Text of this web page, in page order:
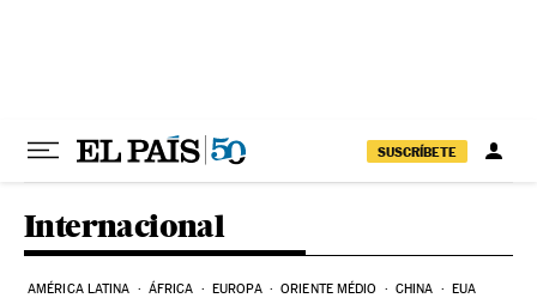
SUSCRÍBETE
Internacional
AMÉRICA LATINA ÁFRICA EUROPA ORIENTE MÉDIO CHINA EUA